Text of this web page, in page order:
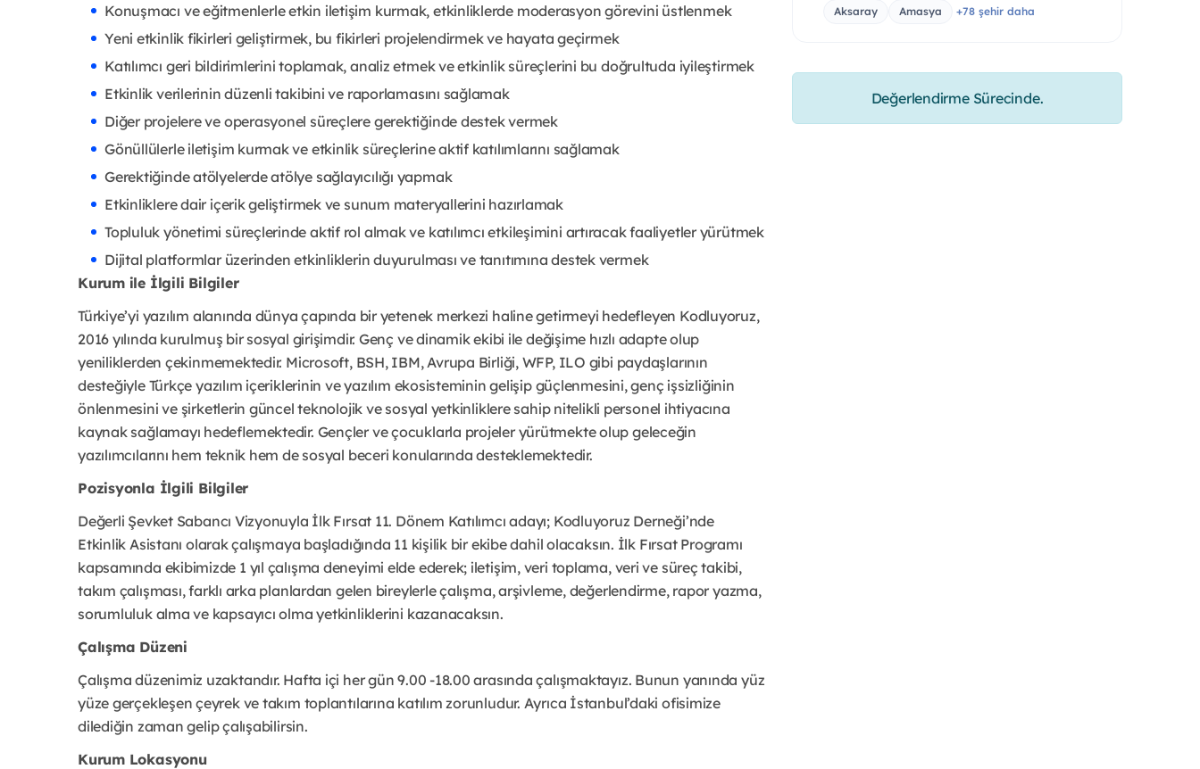
Konuşmacı ve eğitmenlerle etkin iletişim kurmak, etkinliklerde moderasyon görevini üstlenmek
Yeni etkinlik fikirleri geliştirmek, bu fikirleri projelendirmek ve hayata geçirmek
Katılımcı geri bildirimlerini toplamak, analiz etmek ve etkinlik süreçlerini bu doğrultuda iyileştirmek
Etkinlik verilerinin düzenli takibini ve raporlamasını sağlamak
Diğer projelere ve operasyonel süreçlere gerektiğinde destek vermek
Gönüllülerle iletişim kurmak ve etkinlik süreçlerine aktif katılımlarını sağlamak
Gerektiğinde atölyelerde atölye sağlayıcılığı yapmak
Etkinliklere dair içerik geliştirmek ve sunum materyallerini hazırlamak
Topluluk yönetimi süreçlerinde aktif rol almak ve katılımcı etkileşimini artıracak faaliyetler yürütmek
Dijital platformlar üzerinden etkinliklerin duyurulması ve tanıtımına destek vermek
Kurum ile İlgili Bilgiler
Türkiye’yi yazılım alanında dünya çapında bir yetenek merkezi haline getirmeyi hedefleyen Kodluyoruz,
2016 yılında kurulmuş bir sosyal girişimdir. Genç ve dinamik ekibi ile değişime hızlı adapte olup
yeniliklerden çekinmemektedir. Microsoft, BSH, IBM, Avrupa Birliği, WFP, ILO gibi paydaşlarının
desteğiyle Türkçe yazılım içeriklerinin ve yazılım ekosisteminin gelişip güçlenmesini, genç işsizliğinin
önlenmesini ve şirketlerin güncel teknolojik ve sosyal yetkinliklere sahip nitelikli personel ihtiyacına
kaynak sağlamayı hedeflemektedir. Gençler ve çocuklarla projeler yürütmekte olup geleceğin
yazılımcılarını hem teknik hem de sosyal beceri konularında desteklemektedir.
Pozisyonla İlgili Bilgiler
Değerli Şevket Sabancı Vizyonuyla İlk Fırsat 11. Dönem Katılımcı adayı; Kodluyoruz Derneği’nde
Etkinlik Asistanı olarak çalışmaya başladığında 11 kişilik bir ekibe dahil olacaksın. İlk Fırsat Programı
kapsamında ekibimizde 1 yıl çalışma deneyimi elde ederek; iletişim, veri toplama, veri ve süreç takibi,
takım çalışması, farklı arka planlardan gelen bireylerle çalışma, arşivleme, değerlendirme, rapor yazma,
sorumluluk alma ve kapsayıcı olma yetkinliklerini kazanacaksın.
Çalışma Düzeni
Çalışma düzenimiz uzaktandır. Hafta içi her gün 9.00 -18.00 arasında çalışmaktayız. Bunun yanında yüz
yüze gerçekleşen çeyrek ve takım toplantılarına katılım zorunludur. Ayrıca İstanbul’daki ofisimize
dilediğin zaman gelip çalışabilirsin.
Kurum Lokasyonu
Aksaray
Amasya +78 şehir daha
Değerlendirme Sürecinde.